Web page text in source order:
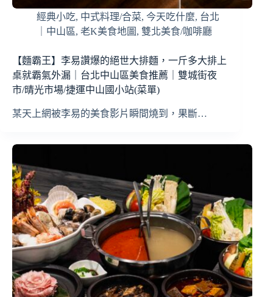
經典小吃, 中式料理/合菜, 今天吃什麼, 台北
｜中山區, 老K美食地圖 , 雙北美食/咖啡廳
【麵霸王】李易讚爆的絕世大排麵，一斤多大排上
桌就霸氣外漏｜台北中山區美食推薦｜雙城街夜
市/晴光市場/捷運中山國小站(菜單)
某天上網被李易的美食影片瞬間燒到，果斷…